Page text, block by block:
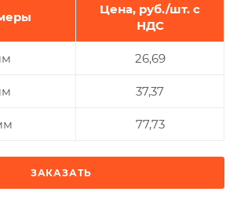
Цена, руб./шт. с
НДС
26,69
37,37
77,73
ЗАКАЗАТЬ